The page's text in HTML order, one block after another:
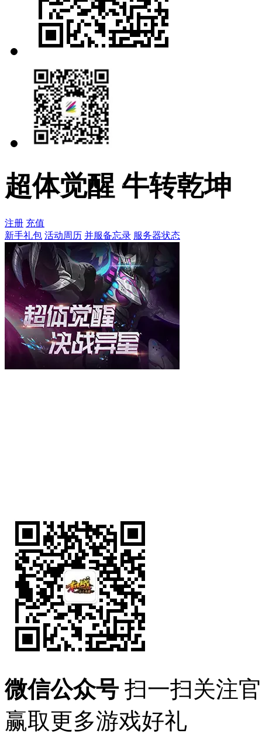
超体觉醒 牛转乾坤
注册 充值
新手礼包 活动周历 并服备忘录 服务器状态
微信公众号 扫一扫关注
赢取更多游戏好礼